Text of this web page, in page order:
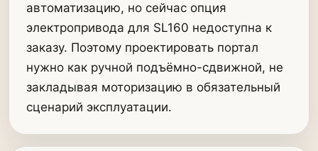
автоматизацию, но сейчас опция
электропривода для SL160 недоступна к
заказу. Поэтому проектировать портал
нужно как ручной подъёмно-сдвижной, не
закладывая моторизацию в обязательный
сценарий эксплуатации.